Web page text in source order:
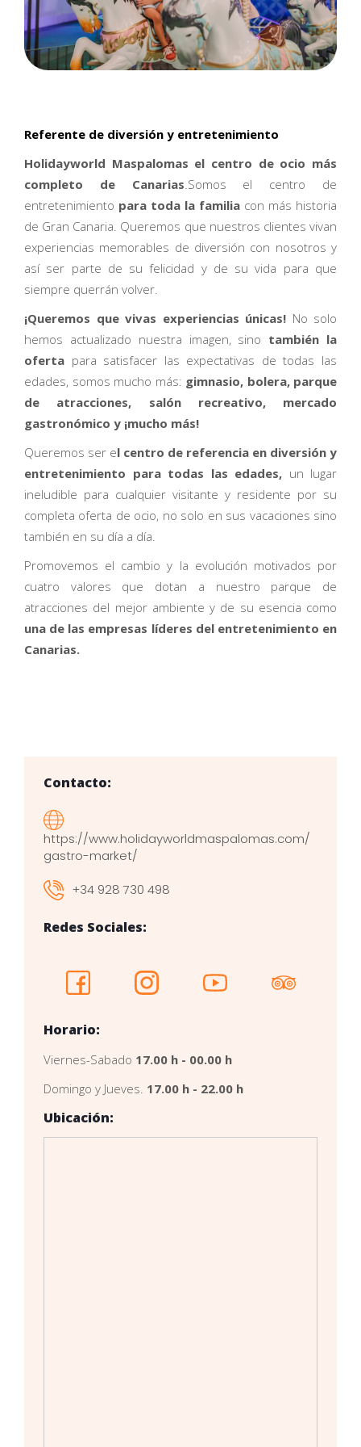
Referente de diversión y entretenimiento
Holidayworld Maspalomas el centro de ocio más
completo de Canarias .Somos el centro de
entretenimiento para toda la familia con más historia
de Gran Canaria. Queremos que nuestros clientes vivan
experiencias memorables de diversión con nosotros y
así ser parte de su felicidad y de su vida para que
siempre querrán volver.
¡Queremos que vivas experiencias únicas! No solo
hemos actualizado nuestra imagen, sino también la
oferta para satisfacer las expectativas de todas las
edades, somos mucho más: gimnasio, bolera, parque
de atracciones, salón recreativo, mercado
gastronómico y ¡mucho más!
Queremos ser el centro de referencia en diversión y
entretenimiento para todas las edades, un lugar
ineludible para cualquier visitante y residente por su
completa oferta de ocio, no solo en sus vacaciones sino
también en su día a día.
Promovemos el cambio y la evolución motivados por
cuatro valores que dotan a nuestro parque de
atracciones del mejor ambiente y de su esencia como
una de las empresas líderes del entretenimiento en
Canarias.
Contacto:
https://www.holidayworldmaspalomas.com/
gastro-market/
+34 928 730 498
Redes Sociales:
Horario:
Viernes-Sabado 17.00 h - 00.00 h
Domingo y Jueves. 17.00 h - 22.00 h
Ubicación: